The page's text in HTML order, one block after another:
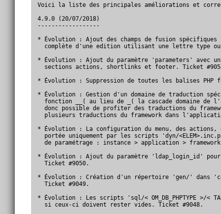
Voici la liste des principales améliorations et
4.9.0 (20/07/2018)
------------------
* Évolution : Ajout des champs de fusion
complète d'une edition utilisant une lettre type
* Évolution : Ajout du paramètre 'parameters' avec
sections actions, shortlinks et footer. Ticket
* Évolution : Suppression de toutes les balises PHP
* Évolution : Gestion d'un domaine de traduction
fonction __( au lieu de _( la cascade domaine de
donc possible de profiter des traductions du
plusieurs traductions du framework dans
* Évolution : La configuration du menu, des
portée uniquement par les scripts 'dyn/
de paramétrage : instance > application >
* Évolution : Ajout du paramètre 'ldap_login_id'
  Ticket #9050.
* Évolution : Création d'un répertoire 'gen/' dans
  Ticket #9049.
* Évolution : Les scripts 'sql/< OM_DB_PHPTYPE >/<
  si ceux-ci doivent rester vides. Ticket #9048.